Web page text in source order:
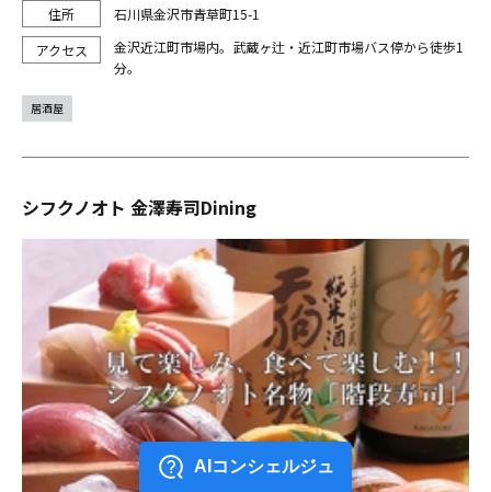
石川県金沢市青草町15-1
金沢近江町市場内。武蔵ヶ辻・近江町市場バス停から徒歩1
分。
居酒屋
シフクノオト 金澤寿司Dining